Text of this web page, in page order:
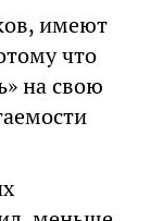
имеют
что
на свою